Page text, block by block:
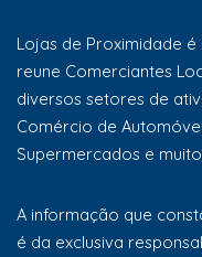
Lojas de Proximidade é
reune Comerciantes
diversos setores de
Comércio de
Supermercados e
A informação que
é da exclusiva